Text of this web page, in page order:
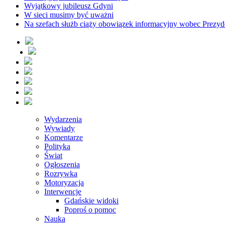
Wyjątkowy jubileusz Gdyni
W sieci musimy być uważni
Na szefach służb ciąży obowiązek informacyjny wobec
Wydarzenia
Wywiady
Komentarze
Polityka
Świat
Ogłoszenia
Rozrywka
Motoryzacja
Interwencje
Gdańskie widoki
Poproś o pomoc
Nauka